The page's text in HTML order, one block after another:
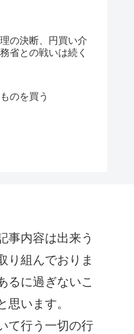
の決断、円買い介
省との戦いは続く
ものを買う
事内容は出来う
り組んでおりま
るに過ぎないこ
思います。
て行う一切の行